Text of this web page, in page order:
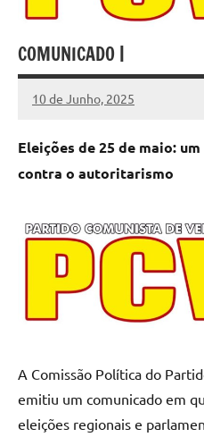
COMUNICADO |
10 de Junho, 2025
Pedro
Eleições de 25 de maio:
contra o autoritarismo
A Comissão Política do
emitiu um comunicado em
eleições regionais e